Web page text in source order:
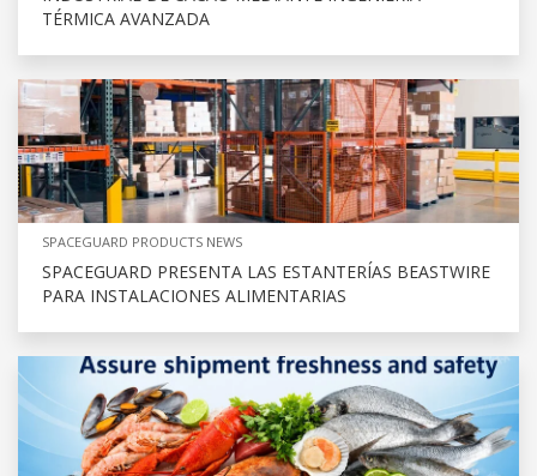
TÉRMICA AVANZADA
SPACEGUARD PRODUCTS NEWS
SPACEGUARD PRESENTA LAS ESTANTERÍAS BEASTWIRE
PARA INSTALACIONES ALIMENTARIAS